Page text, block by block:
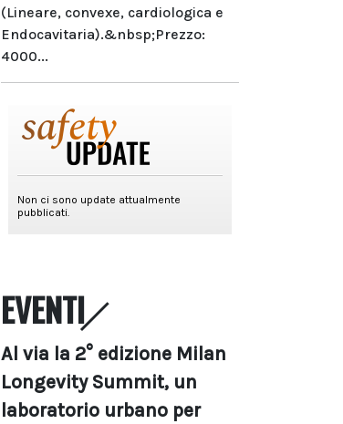
(Lineare, convexe, cardiologica e
Endocavitaria).&nbsp;Prezzo:
4000...
EVENTI
Al via la 2° edizione Milan
Longevity Summit, un
laboratorio urbano per